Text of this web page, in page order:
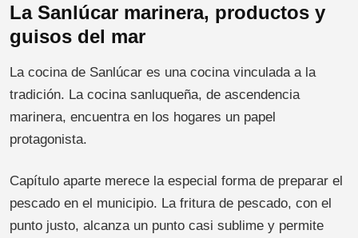
La Sanlúcar marinera, productos y
guisos del mar
La cocina de Sanlúcar es una cocina vinculada a la
tradición. La cocina sanluqueña, de ascendencia
marinera, encuentra en los hogares un papel
protagonista.
Capítulo aparte merece la especial forma de preparar el
pescado en el municipio. La fritura de pescado, con el
punto justo, alcanza un punto casi sublime y permite